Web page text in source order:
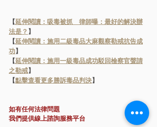
【延伸閱讀：吸毒被抓　律師曝：最好的解決辦
法是？】
【延伸閱讀：施用二級毒品大麻觀察勒戒抗告成
功】
【延伸閱讀：施用一級毒品成功駁回檢察官聲請
之勒戒】
【點擊查看更多勝訴毒品判決】
如有任何法律問題
我們提供線上諮詢服務平台